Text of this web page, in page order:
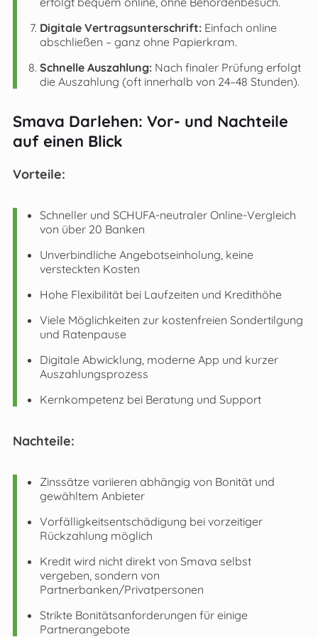
Digitale Vertragsunterschrift:Einfach online
abschließen – ganz ohne Papierkram.
Schnelle Auszahlung:Nach finaler Prüfung erfolgt
die Auszahlung (oft innerhalb von 24–48 Stunden).
Smava Darlehen: Vor- und Nachteile
auf einen Blick
Vorteile:
Schneller und SCHUFA-neutraler Online-Vergleich
von über 20 Banken
Unverbindliche Angebotseinholung, keine
versteckten Kosten
Hohe Flexibilität bei Laufzeiten und Kredithöhe
Viele Möglichkeiten zur kostenfreien Sondertilgung
und Ratenpause
Digitale Abwicklung, moderne App und kurzer
Auszahlungsprozess
Kernkompetenz bei Beratung und Support
Nachteile:
Zinssätze variieren abhängig von Bonität und
gewähltem Anbieter
Vorfälligkeitsentschädigung bei vorzeitiger
Rückzahlung möglich
Kredit wird nicht direkt von Smava selbst
vergeben, sondern von
Partnerbanken/Privatpersonen
Strikte Bonitätsanforderungen für einige
Partnerangebote